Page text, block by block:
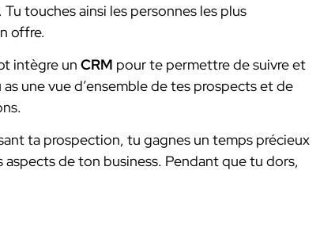
touches ainsi les personnes les plus
offre.
intègre un CRM pour te permettre de suivre et
une vue d’ensemble de tes prospects et de
ta prospection, tu gagnes un temps précieux
aspects de ton business. Pendant que tu dors,